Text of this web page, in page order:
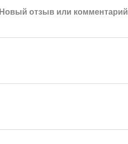
Новый отзыв или комментарий